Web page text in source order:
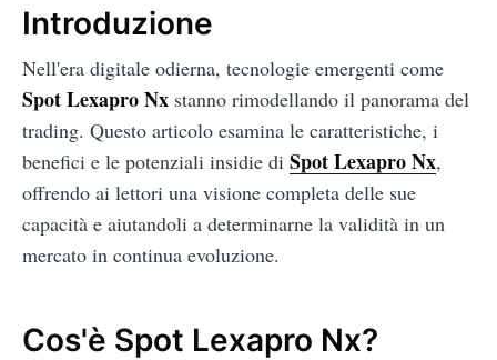
Introduzione
Nell'era digitale odierna, tecnologie emergenti come
Spot Lexapro Nx stanno rimodellando il panorama del
trading. Questo articolo esamina le caratteristiche, i
benefici e le potenziali insidie di Spot Lexapro Nx,
offrendo ai lettori una visione completa delle sue
capacità e aiutandoli a determinarne la validità in un
mercato in continua evoluzione.
Cos'è Spot Lexapro Nx?